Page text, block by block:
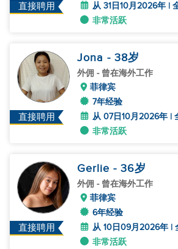
直接聘用
从 31日10月2026年 |
非常活跃
直接聘用
Jona - 38岁
外佣 - 曾在海外工作
菲律宾
7年经验
从 07日10月2026年 |
非常活跃
直接聘用
Gerlie - 36岁
外佣 - 曾在海外工作
菲律宾
6年经验
从 10日09月2026年 |
非常活跃